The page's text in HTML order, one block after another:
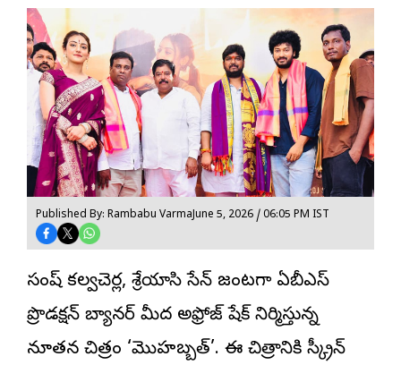
Published By: Rambabu VarmaJune 5, 2026 / 06:05 PM IST
సంతోష్ కల్వచెర్ల, శ్రేయాసి సేన్ జంటగా ఏబీఎస్
ప్రొడక్షన్ బ్యానర్ మీద అఫ్రోజ్ షేక్ నిర్మిస్తున్న
నూతన చిత్రం ‘మొహబ్బత్’. ఈ చిత్రానికి స్క్రీన్